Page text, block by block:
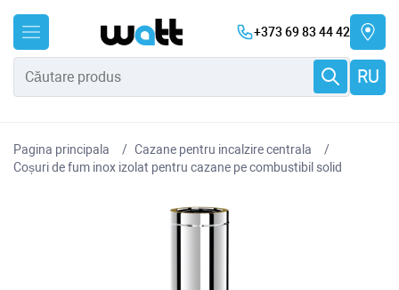
+373 69 83 44 42
RU
Pagina principala
Cazane pentru incalzire centrala
Coșuri de fum inox izolat pentru cazane pe combustibil solid